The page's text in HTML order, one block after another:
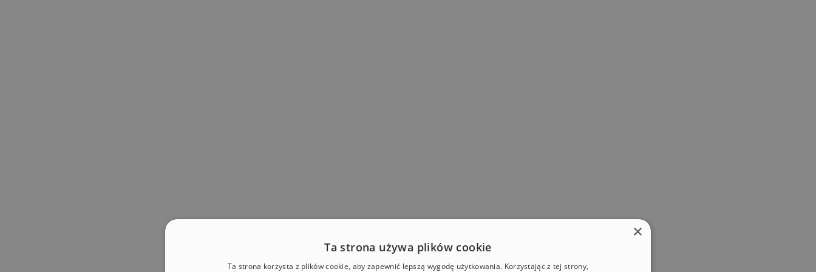
×
Ta strona używa plików cookie
Ta strona korzysta z plików cookie, aby zapewnić lepszą wygodę użytkowania. Korzystając z tej strony,